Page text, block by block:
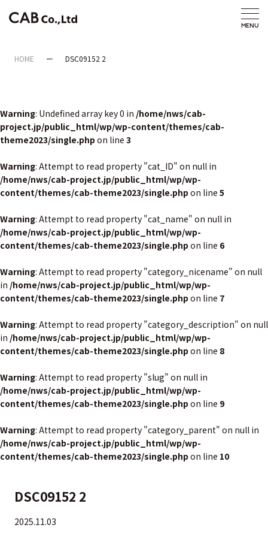
HOME DSC09152 2
Warning: Undefined array key 0 in /home/nws/cab-
project.jp/public_html/wp/wp-content/themes/cab-
theme2023/single.php on line 3
Warning: Attempt to read property "cat_ID" on null in
/home/nws/cab-project.jp/public_html/wp/wp-
content/themes/cab-theme2023/single.php on line 5
Warning: Attempt to read property "cat_name" on null in
/home/nws/cab-project.jp/public_html/wp/wp-
content/themes/cab-theme2023/single.php on line 6
Warning: Attempt to read property "category_nicename" on null
in /home/nws/cab-project.jp/public_html/wp/wp-
content/themes/cab-theme2023/single.php on line 7
Warning: Attempt to read property "category_description" on null
in /home/nws/cab-project.jp/public_html/wp/wp-
content/themes/cab-theme2023/single.php on line 8
Warning: Attempt to read property "slug" on null in
/home/nws/cab-project.jp/public_html/wp/wp-
content/themes/cab-theme2023/single.php on line 9
Warning: Attempt to read property "category_parent" on null in
/home/nws/cab-project.jp/public_html/wp/wp-
content/themes/cab-theme2023/single.php on line 10
DSC09152 2
2025.11.03